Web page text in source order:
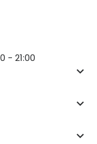
- 21:00
keyboard_arrow_down
keyboard_arrow_down
keyboard_arrow_down